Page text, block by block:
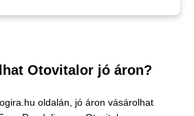
Otovitalor jó áron?
oldalán, jó áron vásárolhat